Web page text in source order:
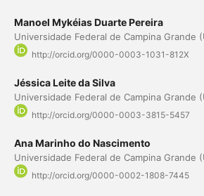
Manoel Mykéias Duarte Pereira
Universidade Federal de Campina Grande
http://orcid.org/0000-0003-1031-812X
Jéssica Leite da Silva
Universidade Federal de Campina Grande
http://orcid.org/0000-0003-3815-5457
Ana Marinho do Nascimento
Universidade Federal de Campina Grande
http://orcid.org/0000-0002-1808-7445